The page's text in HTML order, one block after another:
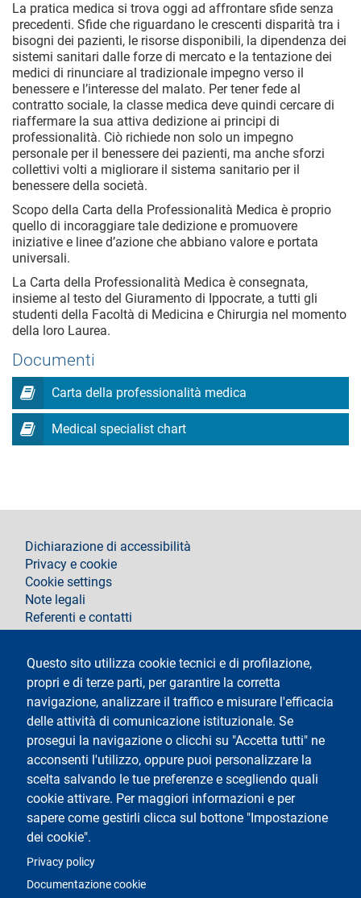
La pratica medica si trova oggi ad affrontare sfide senza
precedenti. Sfide che riguardano le crescenti disparità tra i
bisogni dei pazienti, le risorse disponibili, la dipendenza dei
sistemi sanitari dalle forze di mercato e la tentazione dei
medici di rinunciare al tradizionale impegno verso il
benessere e l’interesse del malato. Per tener fede al
contratto sociale, la classe medica deve quindi cercare di
riaffermare la sua attiva dedizione ai principi di
professionalità. Ciò richiede non solo un impegno
personale per il benessere dei pazienti, ma anche sforzi
collettivi volti a migliorare il sistema sanitario per il
benessere della società.
Scopo della Carta della Professionalità Medica è proprio
quello di incoraggiare tale dedizione e promuovere
iniziative e linee d’azione che abbiano valore e portata
universali.
La Carta della Professionalità Medica è consegnata,
insieme al testo del Giuramento di Ippocrate, a tutti gli
studenti della Facoltà di Medicina e Chirurgia nel momento
della loro Laurea.
Documenti
Carta della professionalità medica
Medical specialist chart
Questo sito utilizza cookie tecnici e di profilazione,
propri e di terze parti, per garantire la corretta
navigazione, analizzare il traffico e misurare l'efficacia
delle attività di comunicazione istituzionale. Se
prosegui la navigazione o clicchi su "Accetta tutti" ne
acconsenti l'utilizzo, oppure puoi personalizzare la
scelta salvando le tue preferenze e scegliendo quali
cookie attivare. Per maggiori informazioni e per
sapere come gestirli clicca sul bottone "Impostazione
dei cookie".
Privacy policy
Documentazione cookie
footer
Dichiarazione di accessibilità
Privacy e cookie
Cookie settings
Note legali
Referenti e contatti
Testo
Università degli Studi di Milano
Via Festa del Perdono 7 - 20122 Milano
Tel.+39 02 5032 5032
Posta elettronica certificata
Logo